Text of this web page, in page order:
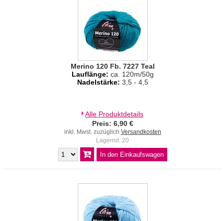
Merino 120 Fb. 7227 Teal
Lauflänge: ca. 120m/50g
Nadelstärke: 3,5 - 4,5
Alle Produktdetails
Preis: 6,90 €
inkl. Mwst. zuzüglich Versandkosten
Lagernd: 20